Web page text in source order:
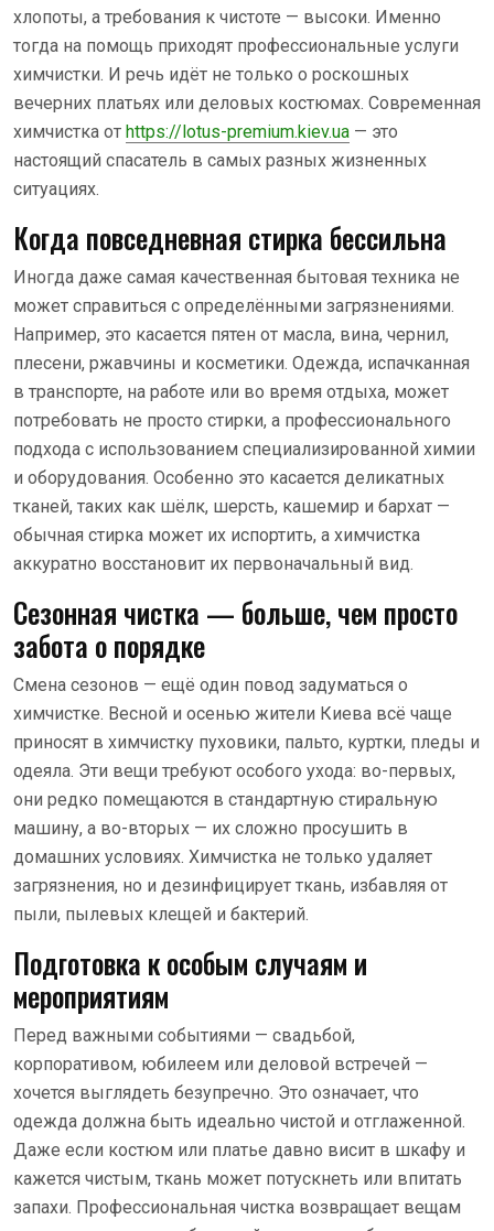
хлопоты, а требования к чистоте — высоки. Именно
тогда на помощь приходят профессиональные услуги
химчистки. И речь идёт не только о роскошных
вечерних платьях или деловых костюмах. Современная
химчистка от https://lotus-premium.kiev.ua — это
настоящий спасатель в самых разных жизненных
ситуациях.
Когда повседневная стирка бессильна
Иногда даже самая качественная бытовая техника не
может справиться с определёнными загрязнениями.
Например, это касается пятен от масла, вина, чернил,
плесени, ржавчины и косметики. Одежда, испачканная
в транспорте, на работе или во время отдыха, может
потребовать не просто стирки, а профессионального
подхода с использованием специализированной химии
и оборудования. Особенно это касается деликатных
тканей, таких как шёлк, шерсть, кашемир и бархат —
обычная стирка может их испортить, а химчистка
аккуратно восстановит их первоначальный вид.
Сезонная чистка — больше, чем просто
забота о порядке
Смена сезонов — ещё один повод задуматься о
химчистке. Весной и осенью жители Киева всё чаще
приносят в химчистку пуховики, пальто, куртки, пледы и
одеяла. Эти вещи требуют особого ухода: во-первых,
они редко помещаются в стандартную стиральную
машину, а во-вторых — их сложно просушить в
домашних условиях. Химчистка не только удаляет
загрязнения, но и дезинфицирует ткань, избавляя от
пыли, пылевых клещей и бактерий.
Подготовка к особым случаям и
мероприятиям
Перед важными событиями — свадьбой,
корпоративом, юбилеем или деловой встречей —
хочется выглядеть безупречно. Это означает, что
одежда должна быть идеально чистой и отглаженной.
Даже если костюм или платье давно висит в шкафу и
кажется чистым, ткань может потускнеть или впитать
запахи. Профессиональная чистка возвращает вещам